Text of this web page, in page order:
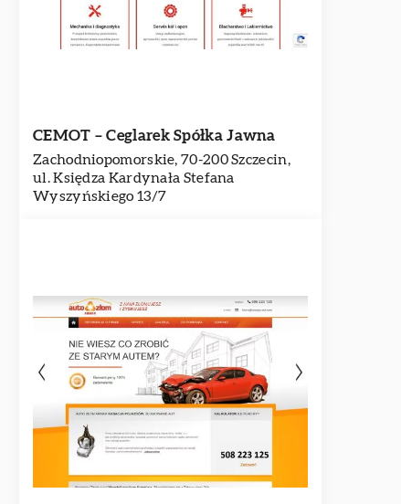
CEMOT – Ceglarek Spółka Jawna
Zachodniopomorskie, 70-200 Szczecin,
ul. Księdza Kardynała Stefana
Wyszyńskiego 13/7